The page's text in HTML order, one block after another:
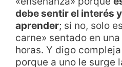
debe sentir el interés
aprender; si no, solo
carne» sentado en
horas. Y digo
porque a uno le surge